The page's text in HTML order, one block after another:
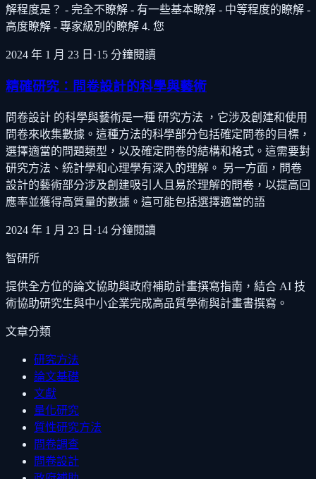
解程度是？ - 完全不瞭解 - 有一些基本瞭解 - 中等程度的瞭解 -
高度瞭解 - 專家級別的瞭解 4. 您
2024 年 1 月 23 日 ·15 分鐘閱讀
精確研究：問卷設計的科學與藝術
問卷設計 的科學與藝術是一種 研究方法 ，它涉及創建和使用
問卷來收集數據。這種方法的科學部分包括確定問卷的目標，
選擇適當的問題類型，以及確定問卷的結構和格式。這需要對
研究方法、統計學和心理學有深入的理解。 另一方面，問卷
設計的藝術部分涉及創建吸引人且易於理解的問卷，以提高回
應率並獲得高質量的數據。這可能包括選擇適當的語
2024 年 1 月 23 日 ·14 分鐘閱讀
智研所
提供全方位的論文協助與政府補助計畫撰寫指南，結合 AI 技
術協助研究生與中小企業完成高品質學術與計畫書撰寫。
文章分類
研究方法
論文基礎
文獻
量化研究
質性研究方法
問卷調查
問卷設計